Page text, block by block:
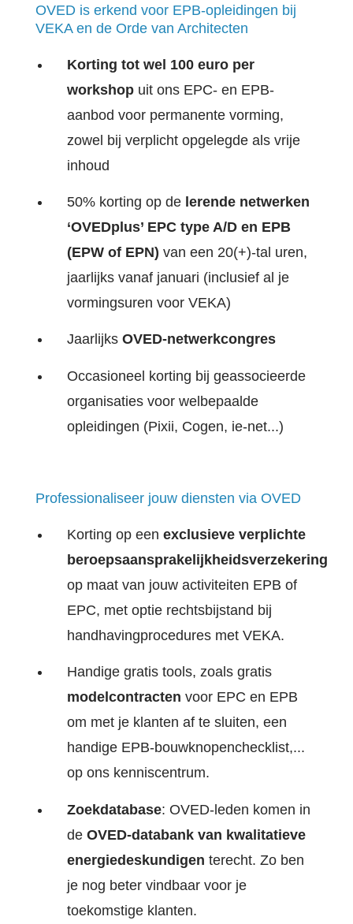
OVED is erkend voor EPB-opleidingen bij
VEKA en de Orde van Architecten
Korting tot wel 100 euro per
workshopuit ons EPC- en EPB-
aanbod voor permanente vorming,
zowel bij verplicht opgelegde als vrije
inhoud
50% korting op de lerende netwerken
‘OVEDplus’ EPC type A/D en EPB
(EPW of EPN) van een 20(+)-tal uren,
jaarlijks vanaf januari (inclusief al je
vormingsuren voor VEKA)
Jaarlijks OVED-netwerkcongres
Occasioneel korting bij geassocieerde
organisaties voor welbepaalde
opleidingen (Pixii, Cogen, ie-net...)
Professionaliseer jouw diensten via OVED
Korting op een exclusieve verplichte
beroepsaansprakelijkheidsverzekering
op maat van jouw activiteiten EPB of
EPC, met optie rechtsbijstand bij
handhavingprocedures met VEKA.
Handige gratis tools, zoals gratis
modelcontracten voor EPC en EPB
om met je klanten af te sluiten, een
handige EPB-bouwknopenchecklist,...
op ons kenniscentrum.
Zoekdatabase: OVED-leden komen in
de OVED-databank van kwalitatieve
energiedeskundigen terecht. Zo ben
je nog beter vindbaar voor je
toekomstige klanten.